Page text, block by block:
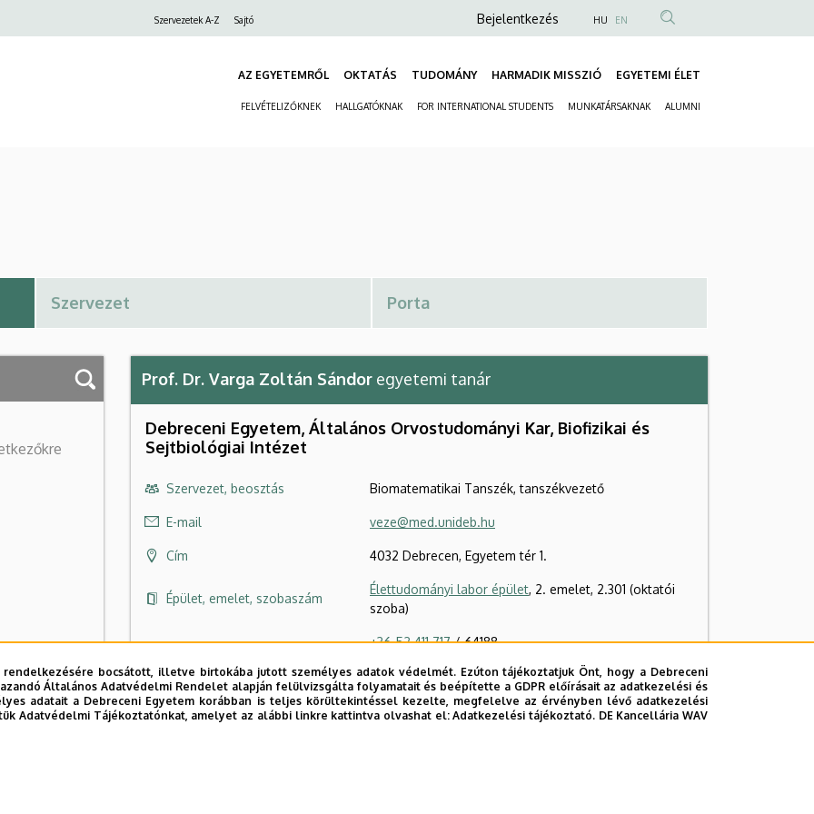
Szervezetek A-Z Sajtó
Anonim
fiók
Bejelentkezés HU EN
AZ EGYETEMRŐL OKTATÁS TUDOMÁNY HARMADIK MISSZIÓ EGYETEMI ÉLET
FELVÉTELIZŐKNEK HALLGATÓKNAK FOR INTERNATIONAL STUDENTS MUNKATÁRSAKNAK ALUMNI
Zoltán
Prof. Dr. Varga Zoltán Sándor egyetemi tanár
Debreceni Egyetem, Általános Orvostudományi Kar, Biofizikai és
Sejtbiológiai Intézet
Szervezet, beosztás Biomatematikai Tanszék, tanszékvezető
E-mail veze@med.unideb.hu
Cím 4032 Debrecen, Egyetem tér 1.
Épület, emelet, szobaszám
Élettudományi labor épület, 2. emelet, 2.301 (oktatói
szoba)
+36 52 411 717/ 64188
Fax, mellék +36 52 512 941 / 62941
bocsátott, illetve birtokába jutott személyes adatok védelmét. Ezúton tájékoztatjuk Önt, hogy a Debreceni
Általános Adatvédelmi Rendelet alapján felülvizsgálta folyamatait és beépítette a GDPR előírásait az adatkezelési és
adatait a Debreceni Egyetem korábban is teljes körültekintéssel kezelte, megfelelve az érvényben lévő adatkezelési
Adatvédelmi Tájékoztatónkat, amelyet az alábbi linkre kattintva olvashat el:Adatkezelési tájékoztató. DE Kancellária WAV